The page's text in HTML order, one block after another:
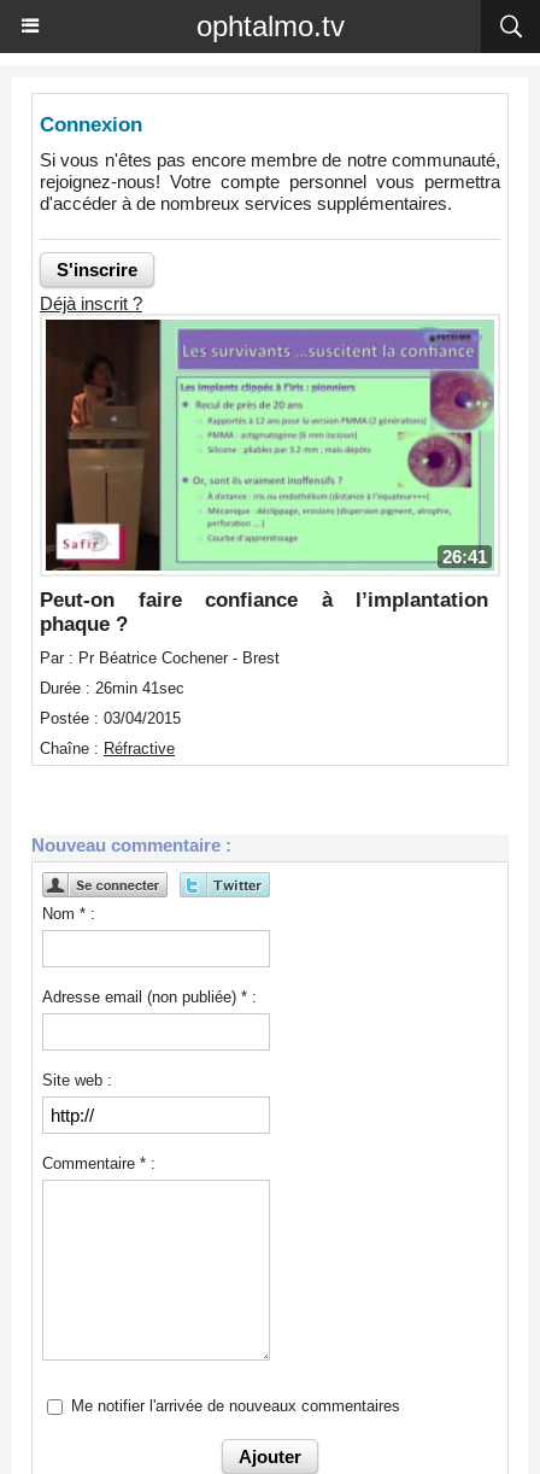
ophtalmo.tv
Connexion
Si vous n'êtes pas encore membre de notre communauté,
rejoignez-nous! Votre compte personnel vous permettra
d'accéder à de nombreux services supplémentaires.
Déjà inscrit ?
26:41
Peut-on faire confiance à l’implantation
phaque ?
Par : Pr Béatrice Cochener - Brest
Durée : 26min 41sec
Postée : 03/04/2015
Chaîne : Réfractive
Nouveau commentaire :
Nom * :
Adresse email (non publiée) * :
Site web :
Commentaire * :
Me notifier l'arrivée de nouveaux commentaires